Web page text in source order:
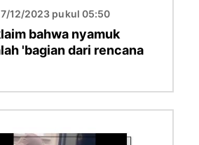
12/2023 pukul 05:50
bahwa nyamuk
'bagian dari rencana